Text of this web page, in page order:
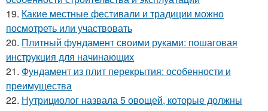
19. Какие местные фестивали и традиции можно
посмотреть или участвовать
20. Плитный фундамент своими руками: пошаговая
инструкция для начинающих
21. Фундамент из плит перекрытия: особенности и
преимущества
22. Нутрициолог назвала 5 овощей, которые должны